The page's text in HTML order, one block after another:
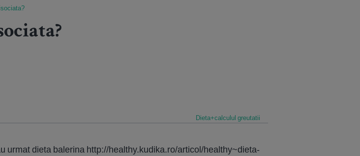
Dieta+calculul greutatii
urmat dieta balerina http://healthy.kudika.ro/articol/healthy~dieta-